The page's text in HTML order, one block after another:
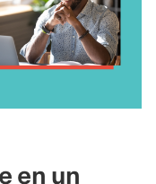
en un